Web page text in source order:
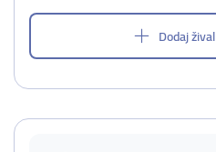
Dodaj žival